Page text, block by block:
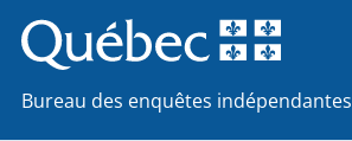
Bureau des enquêtes indépendantes